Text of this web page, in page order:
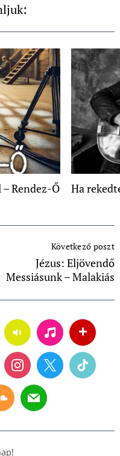
Rendez-Ő Ha
Következő poszt
Jézus: Eljövendő
Messiásunk – Malakiás